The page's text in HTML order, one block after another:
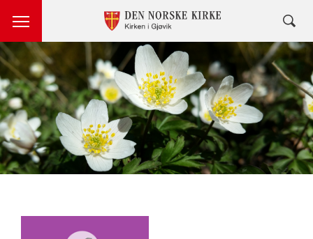
Artikkelsnarveger